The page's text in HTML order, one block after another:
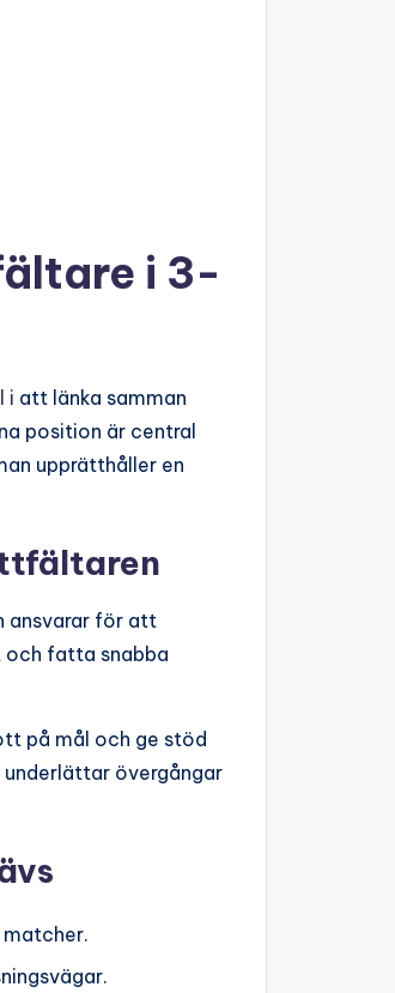
i 3-
i att länka samman
position är central
upprätthåller en
ansvarar för att
och fatta snabba
på mål och ge stöd
övergångar